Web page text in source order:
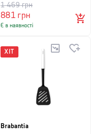
881грн
1 469грн
Є в наявності
ХІТ
Brabantia